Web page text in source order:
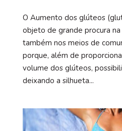
O Aumento dos glúteos
objeto de grande procura
também nos meios de
porque, além de
volume dos glúteos,
deixando a silhueta...